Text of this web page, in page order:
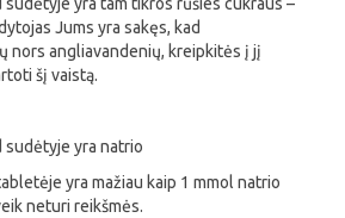
yra tam tikros rūšies cukraus –
Jums yra sakęs, kad
nors angliavandenių, kreipkitės į jį
šį vaistą.
yra natrio
yra mažiau kaip 1 mmol natrio
neturi reikšmės.